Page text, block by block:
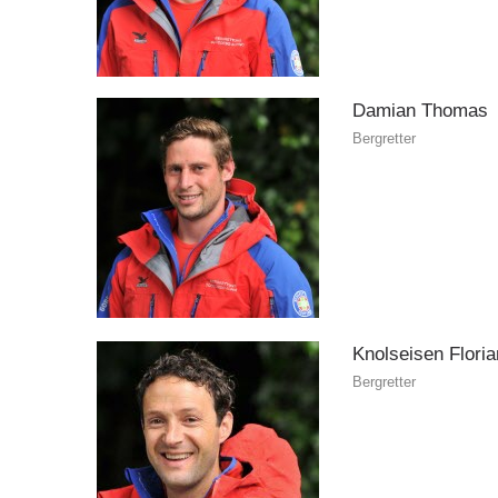
Damian Thomas
Bergretter
Knolseisen
Bergretter